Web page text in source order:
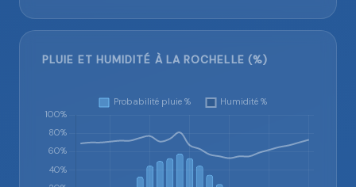
PLUIE ET HUMIDITÉ À LA ROCHELLE (%)